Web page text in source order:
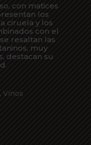
con matices
los
ciruela y los
con el
resaltan las
muy
destacan su
, Vinos